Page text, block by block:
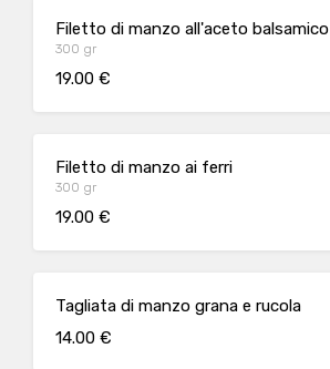
Filetto di manzo all'aceto balsamico
300 gr
19.00 €
Filetto di manzo ai ferri
300 gr
19.00 €
Tagliata di manzo grana e rucola
14.00 €